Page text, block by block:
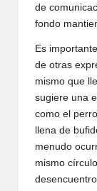
de
fondo
Es
de otras
mismo que
sugiere una
como el
llena de
menudo
mismo